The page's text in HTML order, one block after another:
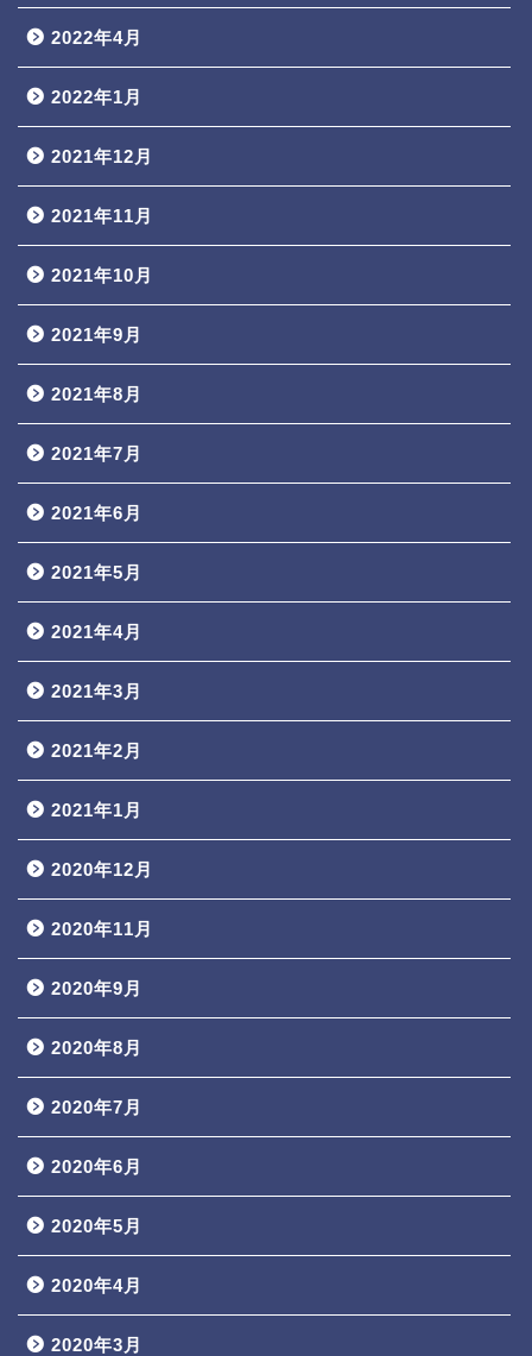
2022年4月
2022年1月
2021年12月
2021年11月
2021年10月
2021年9月
2021年8月
2021年7月
2021年6月
2021年5月
2021年4月
2021年3月
2021年2月
2021年1月
2020年12月
2020年11月
2020年9月
2020年8月
2020年7月
2020年6月
2020年5月
2020年4月
2020年3月